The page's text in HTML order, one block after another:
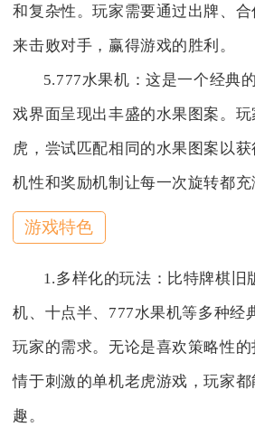
和复杂性。玩家需要通过出牌、
来击败对手，赢得游戏的胜利。
5.777水果机：这是一个经典
戏界面呈现出丰盛的水果图案。
虎，尝试匹配相同的水果图案以
机性和奖励机制让每一次旋转都充
游戏特色
1.多样化的玩法：比特牌棋旧
机、十点半、777水果机等多种经
玩家的需求。无论是喜欢策略性
情于刺激的单机老虎游戏，玩家
趣。